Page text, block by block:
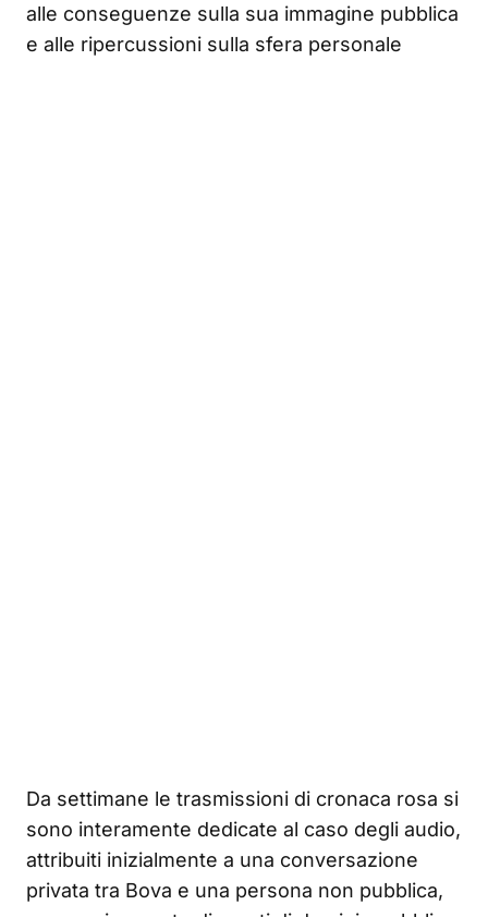
alle conseguenze sulla sua immagine pubblica
e alle ripercussioni sulla sfera personale
Da settimane le trasmissioni di cronaca rosa si
sono interamente dedicate al caso degli audio,
attribuiti inizialmente a una conversazione
privata tra Bova e una persona non pubblica,